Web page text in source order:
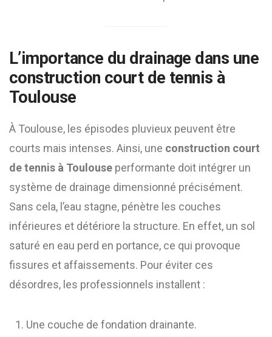
L’importance du drainage dans une
construction court de tennis à
Toulouse
À Toulouse, les épisodes pluvieux peuvent être
courts mais intenses. Ainsi, une construction court
de tennis à Toulouse performante doit intégrer un
système de drainage dimensionné précisément.
Sans cela, l’eau stagne, pénètre les couches
inférieures et détériore la structure. En effet, un sol
saturé en eau perd en portance, ce qui provoque
fissures et affaissements. Pour éviter ces
désordres, les professionnels installent :
Une couche de fondation drainante.